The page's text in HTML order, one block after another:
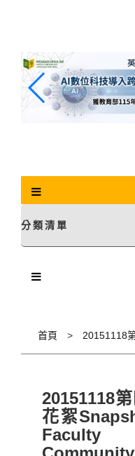
分類清單
首頁
20151118
花絮